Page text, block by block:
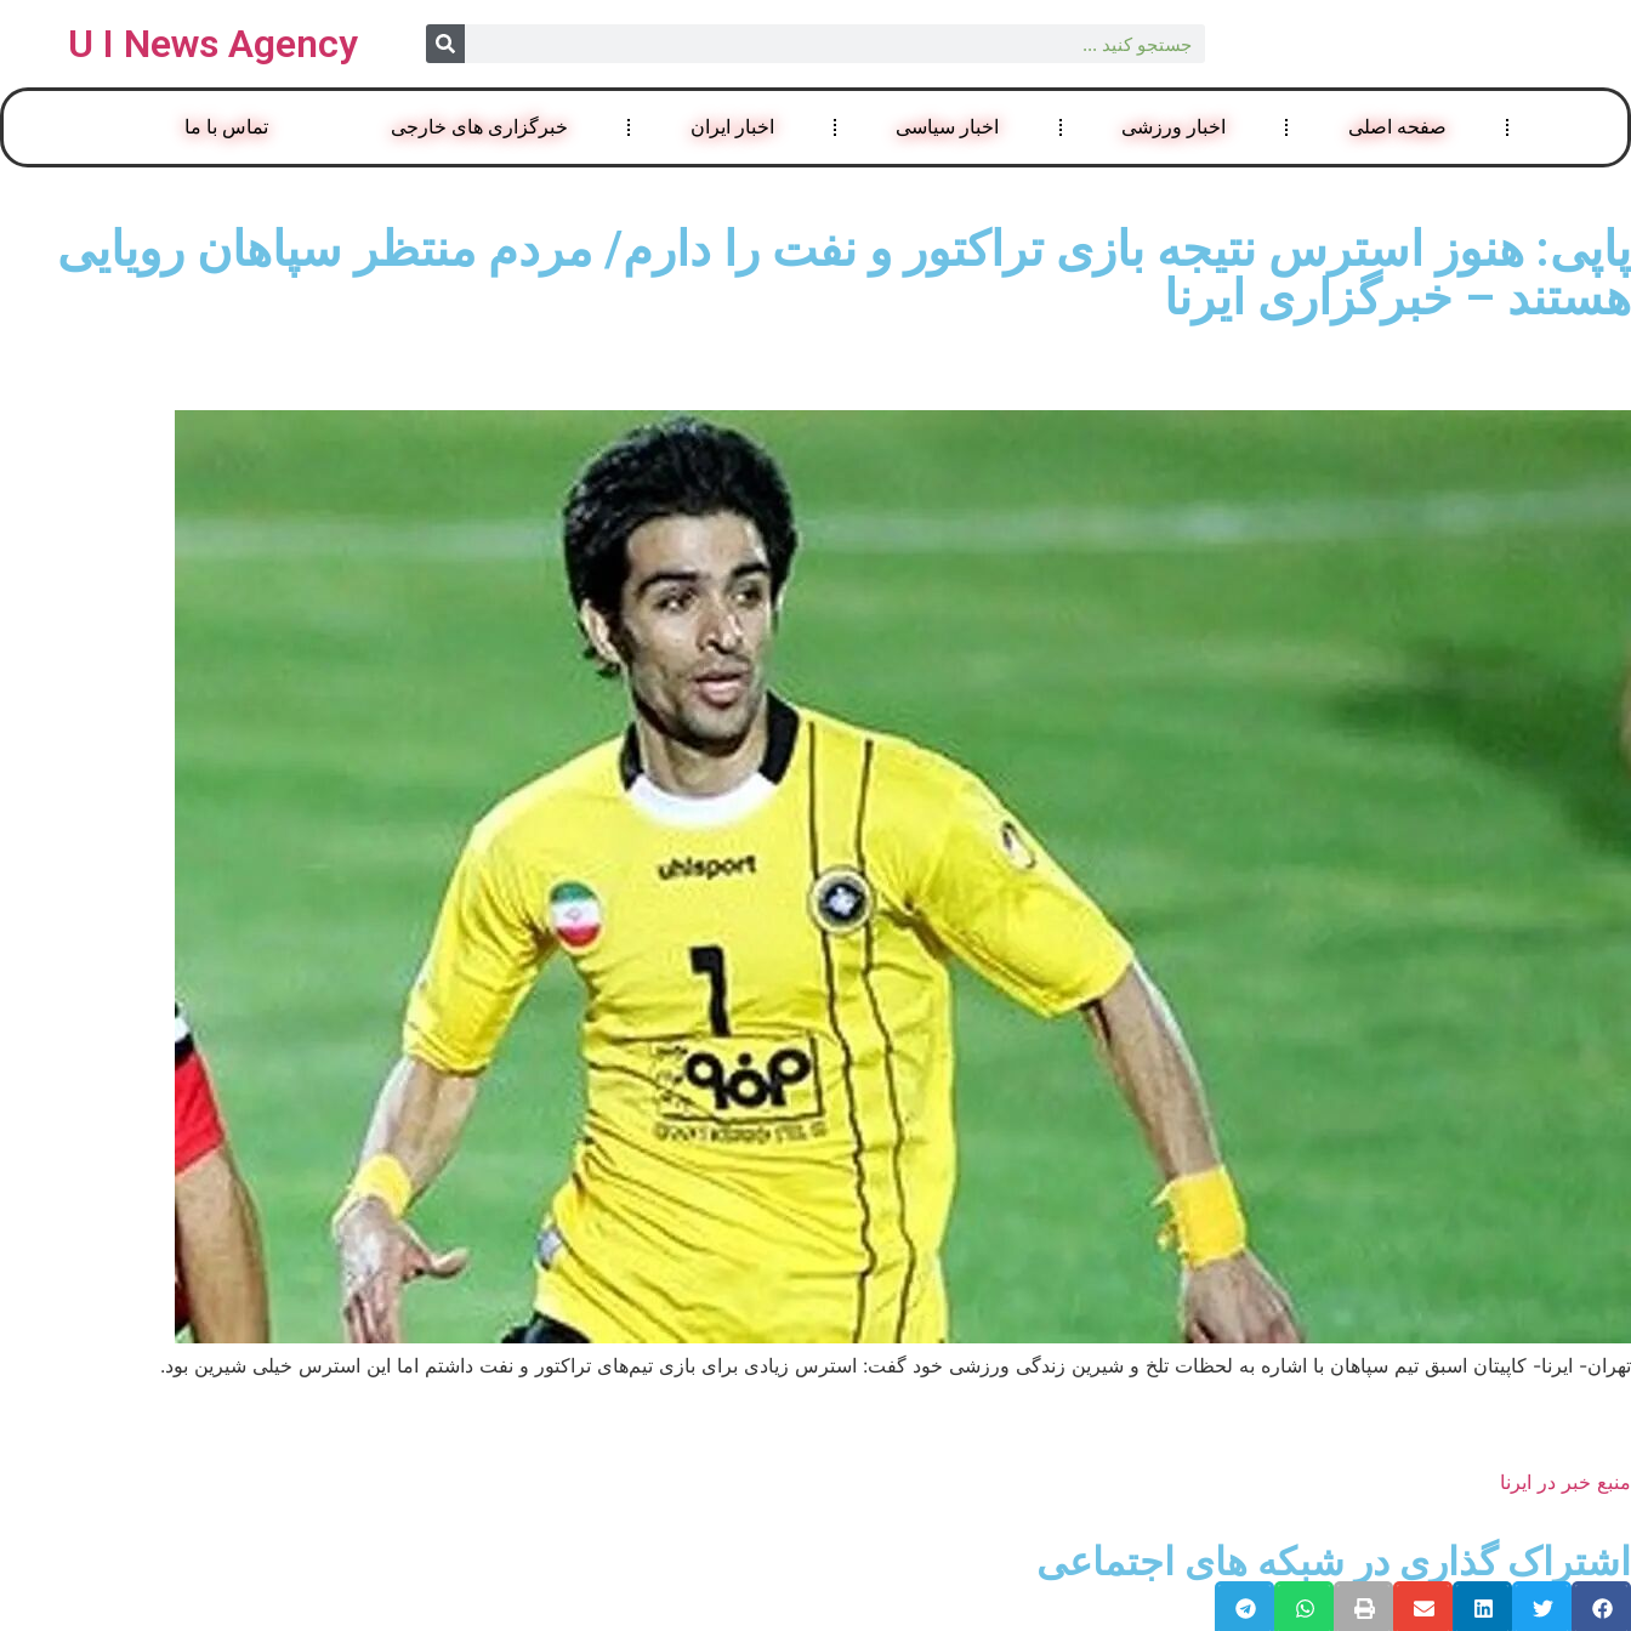
U I News Agency
صفحه اصلی اخبار ورزشی اخبار سیاسی اخبار ایران خبرگزاری های خارجی تماس با ما
پاپی: هنوز استرس نتیجه بازی تراکتور و نفت را دارم/ مردم منتظر سپاهان رویایی
هستند – خبرگزاری ایرنا
تهران- ایرنا- کاپیتان اسبق تیم سپاهان با اشاره به لحظات تلخ و شیرین زندگی ورزشی خود گفت: استرس زیادی برای بازی تیم‌های تراکتور و نفت داشتم اما این استرس خیلی شیرین بود.
منبع خبر در ایرنا
اشتراک گذاری در شبکه های اجتماعی